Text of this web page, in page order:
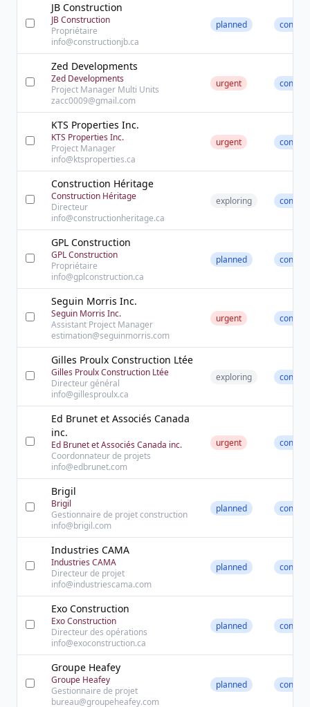
JB Construction
JB Construction
Propriétaire
info@constructionjb.ca
planned
Zed Developments
Zed Developments
Project Manager Multi Units
zacc0009@gmail.com
urgent
KTS Properties Inc.
KTS Properties Inc.
Project Manager
info@ktsproperties.ca
urgent
Construction Héritage
Construction Héritage
Directeur
info@constructionheritage.ca
exploring
GPL Construction
GPL Construction
Propriétaire
info@gplconstruction.ca
planned
Seguin Morris Inc.
Seguin Morris Inc.
Assistant Project Manager
estimation@seguinmorris.com
urgent
Gilles Proulx Construction Ltée
Gilles Proulx Construction Ltée
Directeur général
info@gillesproulx.ca
exploring
Ed Brunet et Associés Canada
inc.
Ed Brunet et Associés Canada inc.
Coordonnateur de projets
info@edbrunet.com
urgent
Brigil
Brigil
Gestionnaire de projet construction
info@brigil.com
planned
Industries CAMA
Industries CAMA
Directeur de projet
info@industriescama.com
planned
Exo Construction
Exo Construction
Directeur des opérations
info@exoconstruction.ca
planned
Groupe Heafey
Groupe Heafey
Gestionnaire de projet
bureau@groupeheafey.com
planned